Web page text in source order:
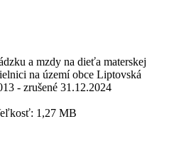
a mzdy na dieťa materskej
na území obce Liptovská
- zrušené 31.12.2024
1,27 MB